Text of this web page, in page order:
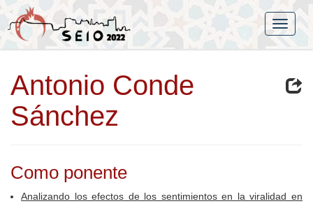
Antonio Conde
Sánchez
Como ponente
Analizando los efectos de los sentimientos en la viralidad en